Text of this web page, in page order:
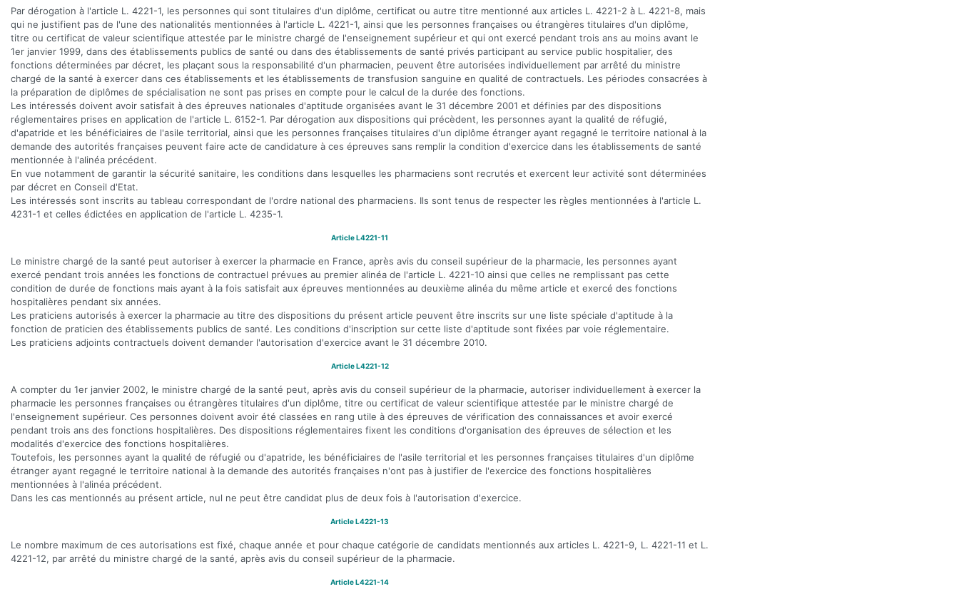
Par dérogation à l'article L. 4221-1, les personnes qui sont titulaires d'un diplôme, certificat ou autre titre mentionné aux articles L. 4221-2 à L. 4221-8, mais
qui ne justifient pas de l'une des nationalités mentionnées à l'article L. 4221-1, ainsi que les personnes françaises ou étrangères titulaires d'un diplôme,
titre ou certificat de valeur scientifique attestée par le ministre chargé de l'enseignement supérieur et qui ont exercé pendant trois ans au moins avant le
1er janvier 1999, dans des établissements publics de santé ou dans des établissements de santé privés participant au service public hospitalier, des
fonctions déterminées par décret, les plaçant sous la responsabilité d'un pharmacien, peuvent être autorisées individuellement par arrêté du ministre
chargé de la santé à exercer dans ces établissements et les établissements de transfusion sanguine en qualité de contractuels. Les périodes consacrées à
la préparation de diplômes de spécialisation ne sont pas prises en compte pour le calcul de la durée des fonctions.
Les intéressés doivent avoir satisfait à des épreuves nationales d'aptitude organisées avant le 31 décembre 2001 et définies par des dispositions
réglementaires prises en application de l'article L. 6152-1. Par dérogation aux dispositions qui précèdent, les personnes ayant la qualité de réfugié,
d'apatride et les bénéficiaires de l'asile territorial, ainsi que les personnes françaises titulaires d'un diplôme étranger ayant regagné le territoire national à la
demande des autorités françaises peuvent faire acte de candidature à ces épreuves sans remplir la condition d'exercice dans les établissements de santé
mentionnée à l'alinéa précédent.
En vue notamment de garantir la sécurité sanitaire, les conditions dans lesquelles les pharmaciens sont recrutés et exercent leur activité sont déterminées
par décret en Conseil d'Etat.
Les intéressés sont inscrits au tableau correspondant de l'ordre national des pharmaciens. Ils sont tenus de respecter les règles mentionnées à l'article L.
4231-1 et celles édictées en application de l'article L. 4235-1.
Article L4221-11
Le ministre chargé de la santé peut autoriser à exercer la pharmacie en France, après avis du conseil supérieur de la pharmacie, les personnes ayant
exercé pendant trois années les fonctions de contractuel prévues au premier alinéa de l'article L. 4221-10 ainsi que celles ne remplissant pas cette
condition de durée de fonctions mais ayant à la fois satisfait aux épreuves mentionnées au deuxième alinéa du même article et exercé des fonctions
hospitalières pendant six années.
Les praticiens autorisés à exercer la pharmacie au titre des dispositions du présent article peuvent être inscrits sur une liste spéciale d'aptitude à la
fonction de praticien des établissements publics de santé. Les conditions d'inscription sur cette liste d'aptitude sont fixées par voie réglementaire.
Les praticiens adjoints contractuels doivent demander l'autorisation d'exercice avant le 31 décembre 2010.
Article L4221-12
A compter du 1er janvier 2002, le ministre chargé de la santé peut, après avis du conseil supérieur de la pharmacie, autoriser individuellement à exercer la
pharmacie les personnes françaises ou étrangères titulaires d'un diplôme, titre ou certificat de valeur scientifique attestée par le ministre chargé de
l'enseignement supérieur. Ces personnes doivent avoir été classées en rang utile à des épreuves de vérification des connaissances et avoir exercé
pendant trois ans des fonctions hospitalières. Des dispositions réglementaires fixent les conditions d'organisation des épreuves de sélection et les
modalités d'exercice des fonctions hospitalières.
Toutefois, les personnes ayant la qualité de réfugié ou d'apatride, les bénéficiaires de l'asile territorial et les personnes françaises titulaires d'un diplôme
étranger ayant regagné le territoire national à la demande des autorités françaises n'ont pas à justifier de l'exercice des fonctions hospitalières
mentionnées à l'alinéa précédent.
Dans les cas mentionnés au présent article, nul ne peut être candidat plus de deux fois à l'autorisation d'exercice.
Article L4221-13
Le nombre maximum de ces autorisations est fixé, chaque année et pour chaque catégorie de candidats mentionnés aux articles L. 4221-9, L. 4221-11 et L.
4221-12, par arrêté du ministre chargé de la santé, après avis du conseil supérieur de la pharmacie.
Article L4221-14